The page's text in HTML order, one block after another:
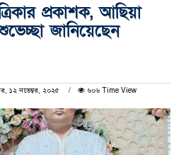
প্রকাশক, আছিয়া
জানিয়েছেন
১২ নভেম্বর, ২০২৫
৬০৬ Time View